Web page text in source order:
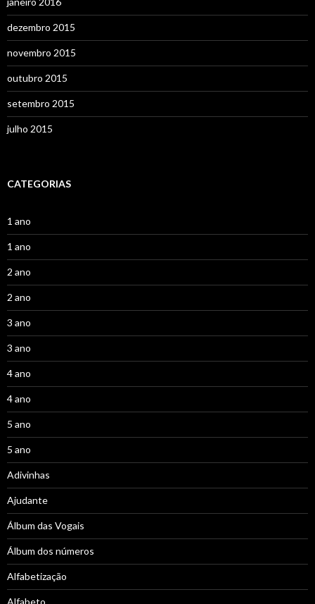
dezembro 2015
novembro 2015
outubro 2015
setembro 2015
julho 2015
CATEGORIAS
1 ano
1 ano
2 ano
2 ano
3 ano
3 ano
4 ano
4 ano
5 ano
5 ano
Adivinhas
Ajudante
Álbum das Vogais
Álbum dos números
Alfabetização